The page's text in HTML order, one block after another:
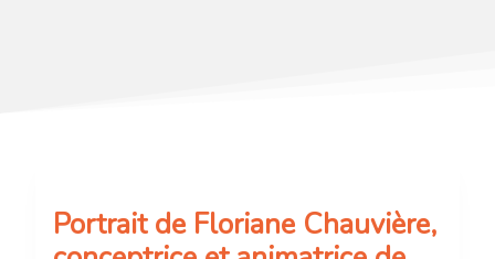
Portrait de Floriane Chauvière,